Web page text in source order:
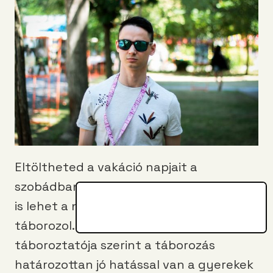
Eltöltheted a vakáció napjait a
szobádban, de ennél sokkal izgalmasabb
is lehet a nyári szünet. Például akkor, ha
táborozol. Zsolti, a
táboroztatója szerint a táborozás
határozottan jó hatással van a gyerekek